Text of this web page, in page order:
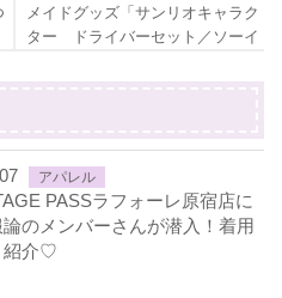
メイドグッズ「サンリオキャラク
ター ドライバーセット／ソーイ
アパレル
PASSラフォーレ原宿店に
のメンバーさんが潜入！着用
紹介♡